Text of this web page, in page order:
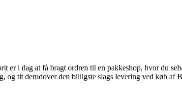
er i dag at få bragt ordren til en pakkeshop, hvor du
og tit derudover den billigste slags levering ved køb af